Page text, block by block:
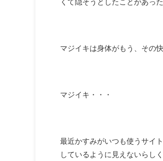
マジイキは身体がもう、その
マジイキ・・・
最近かすみがいつも使うサイ
しているように見えないらし